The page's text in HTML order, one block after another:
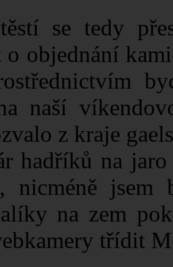
se tedy
o objednání
naší
z kraje
hadříků na
nicméně
na zem
třídit